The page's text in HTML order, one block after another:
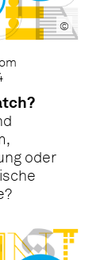
©
oder